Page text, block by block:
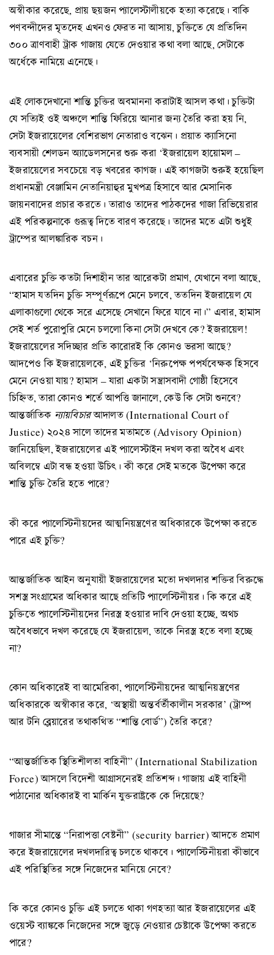
অস্বীকার করেছে, প্রায় ছয়জন প্যালেস্টালীয়কে হত্যা করেছে। বাকি
পণবন্দীদের মৃতদেহ এখনও ফেরত না আসায়, চুক্তিতে যে প্রতিদিন
৩০০ ত্রাণবাহী ট্রাক গাজায় যেতে দেওয়ার কথা বলা আছে, সেটাকে
অর্ধেকে নামিয়ে এনেছে।
এই লোকদেখানো শান্তি চুক্তির অবমাননা করাটাই আসল কথা। চুক্তিটা
যে সত্যিই ওই অঞ্চলে শান্তি ফিরিয়ে আনার জন্য তৈরি করা হয় নি,
সেটা ইজরায়েলের বেশিরভাগ নেতারাও বঝেন। প্রয়াত ক্যাসিনো
ব্যবসায়ী শেলডন অ্যাডেলসনের শুরু করা ‘ইজরায়েল হায়োমল –
ইজরায়েলের সবচেয়ে বড় খবরের কাগজ। এই কাগজটা শুরুই হয়েছিল
প্রধানমন্ত্রী বেঞ্জামিন নেতানিয়াহুর মুখপত্র হিসাবে আর মেসানিক
জায়নবাদের প্রচার করতে। তারাও তাদের পাঠকদের গাজা রিভিয়েরার
এই পরিকল্পনাকে গুরূত্ব দিতে বারণ করেছে। তাদের মতে এটা শুধুই
ট্রাম্পের আলঙ্কারিক বচন।
এবারের চুক্তি কতটা দিশাহীন তার আরেকটা প্রমাণ, যেখানে বলা আছে,
“হামাস যতদিন চুক্তি সম্পূর্ণরূপে মেনে চলবে, ততদিন ইজরায়েল যে
এলাকাগুলো থেকে সরে এসেছে সেখানে ফিরে যাবে না।” এবার, হামাস
সেই শর্ত পুরোপুরি মেনে চললো কিনা সেটা দেখবে কে? ইজরায়েল!
ইজরায়েলের সদিচ্ছার প্রতি কারোরই কি কোনও ভরসা আছে?
আদপেও কি ইজরায়েলকে, এই চুক্তির ‘নিরুপেক্ষ পপর্যবেক্ষক হিসবে
মেনে নেওয়া যায়? হামাস – যারা একটা সন্ত্রাসবাদী গোষ্ঠী হিসেবে
চিহ্নিত, তারা কোনও শর্তে আপত্তি জানালে, কেউ কি সেটা শুনবে?
আন্তর্জাতিক ন্যায়বিচারআদালত (International Court of
Justice) ২০২৪ সালে তাদের মতামতে (Advisory Opinion)
জানিয়েছিল, ইজরায়েলের এই প্যালেস্টাইন দখল করা অবৈধ এবং
অবিলম্বে এটা বন্ধ হওয়া উচিৎ। কী করে সেই মতকে উপেক্ষা করে
শান্তি চুক্তি তৈরি হতে পারে?
কী করে প্যালেস্টিনীয়দের আত্মনিয়ন্ত্রণের অধিকারকে উপেক্ষা করতে
পারে এই চুক্তি?
আন্তর্জাতিক আইন অনুযায়ী ইজরায়েলের মতো দখলদার শক্তির বিরুদ্ধে
সশস্ত্র সংগ্রামের অধিকার আছে প্রতিটি প্যালেস্টিনীয়র। কি করে এই
চুক্তিতে প্যালেস্টিনীয়দের নিরস্ত্র হওয়ার দাবি দেওয়া হচ্ছে, অথচ
অবৈধভাবে দখল করেছে যে ইজরায়েল, তাকে নিরস্ত্র হতে বলা হচ্ছে
না?
কোন অধিকারেই বা আমেরিকা, প্যালেস্টিনীয়দের আত্মনিয়ন্ত্রণের
অধিকারকে অস্বীকার করে, ‘অস্থায়ী অন্তর্বর্তীকালীন সরকার’ (ট্রাম্প
আর টনি ব্লেয়ারের তথাকথিত “শান্তি বোর্ড”) তৈরি করে?
“আন্তর্জাতিক স্থিতিশীলতা বাহিনী” (International Stabilization
Force) আসলে বিদেশী আগ্রাসনেরই প্রতিশব্দ। গাজায় এই বাহিনী
পাঠানোর অধিকারই বা মার্কিন যুক্তরাষ্ট্রকে কে দিয়েছে?
গাজার সীমান্তে “নিরাপত্তা বেষ্টনী” (security barrier) আদতে প্রমাণ
করে ইজরায়েলের দখলদারিত্ব চলতে থাকবে। প্যালেস্টিনীয়রা কীভাবে
এই পরিস্থিতির সঙ্গে নিজেদের মানিয়ে নেবে?
কি করে কোনও চুক্তি এই চলতে থাকা গণহত্যা আর ইজরায়েলের এই
ওয়েস্ট ব্যাঙ্ককে নিজেদের সঙ্গে জুড়ে নেওয়ার চেষ্টাকে উপেক্ষা করতে
পারে?